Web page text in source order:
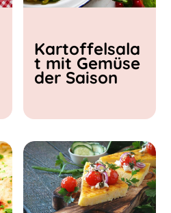
Kartoffelsala
t mit Gemüse
der Saison